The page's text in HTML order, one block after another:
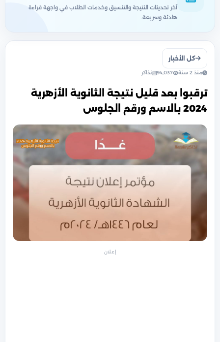
آخر تحديثات النتيجة والتنسيق وخدمات الطلاب في واجهة قراءة
هادئة وسريعة.
كل الأخبار
منذ 2 سنة 94,037 نذاكر
ترقبوا بعد قليل نتيجة الثانوية الأزهرية
2024 بالاسم ورقم الجلوس
إعلان